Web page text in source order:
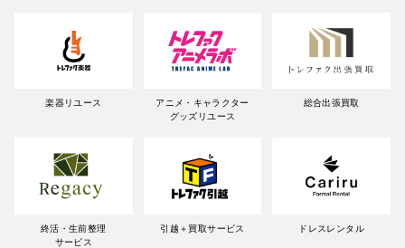
楽器リユース
アニメ・キャラクター
グッズリユース
総合出張買取
終活・生前整理
サービス
引越＋買取サービス ドレスレンタル